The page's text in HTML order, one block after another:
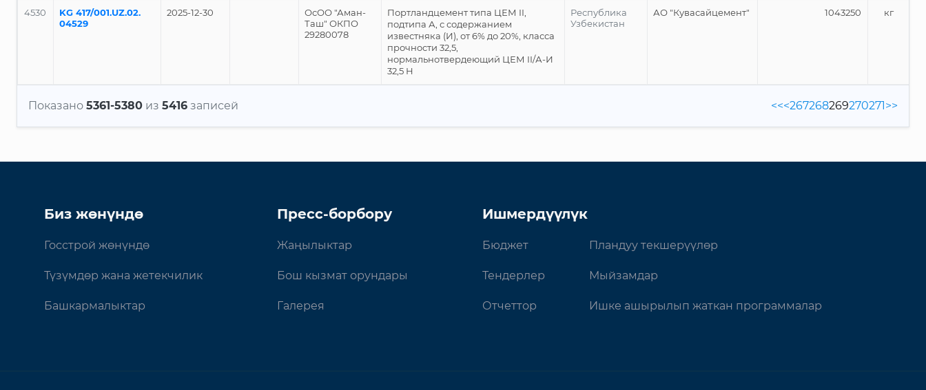
4530
KG 417/001.UZ.02.
04529
2025-12-30
ОсОО "Аман-
Таш" ОКПО
29280078
Портландцемент типа ЦЕМ II,
подтипа А, с содержанием
известняка (И), от 6% до 20%, класса
прочности 32,5,
нормальнотвердеющий ЦЕМ II/А-И
32,5 Н
Республика
Узбекистан
АО "Кувасайцемент" 1043250 кг
Показано 5361-5380 из 5416 записей <<<267268269270271>>
Биз жөнүндө
Госстрой жөнүндө
Түзүмдөр жана жетекчилик
Башкармалыктар
Пресс-борбору
Жаңылыктар
Бош кызмат орундары
Галерея
Ишмердүүлүк
Бюджет
Тендерлер
Отчеттор
Пландуу текшерүүлөр
Мыйзамдар
Ишке ашырылып жаткан программалар